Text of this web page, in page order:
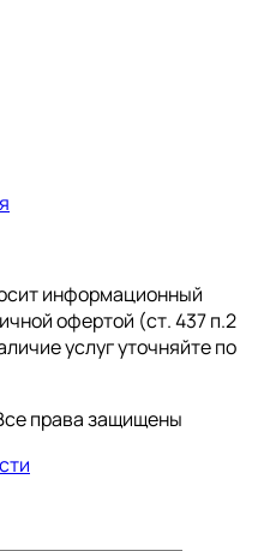
информационный
офертой (ст. 437 п.2
услуг уточняйте по
права защищены